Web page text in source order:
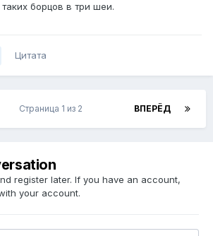
борцов в три шеи.
Цитата
ВПЕРЁД
Страница 1 из 2
register later. If you have an account,
your account.